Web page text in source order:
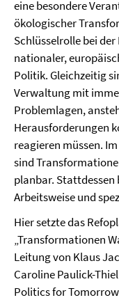
eine besondere
ökologischer
Schlüsselrolle bei
nationaler,
Politik. Gleichzeitig
Verwaltung mit
Problemlagen,
Herausforderungen
reagieren müssen.
sind
planbar. Stattdessen
Arbeitsweise und
Hier setzte das
„Transformationen
Leitung von Klaus
Caroline Paulick-
Politics for